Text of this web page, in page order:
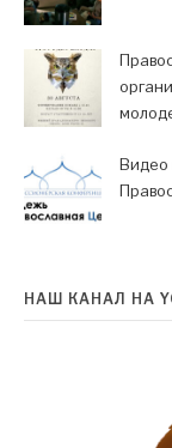
Видео
НАШ КАНАЛ НА